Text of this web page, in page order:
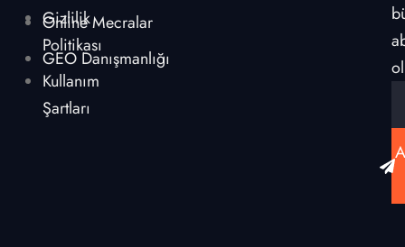
Gizlilik
Politikası
Kullanım
Şartları
Online Mecralar
GEO Danışmanlığı